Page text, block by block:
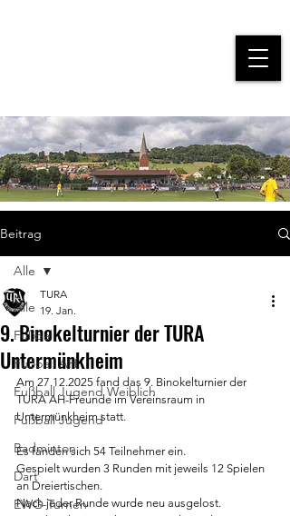
Beitrag
Alle
Fußball
Fußball AH
Fußball Jugend Weiblich
Fußball Jugend
Badminton
Dart
EWG-Turnen
Alle
9. Binokelturnier der TURA
Untermünkheim
TURA
19. Jan.
Am 27.12.2025 fand das 9. Binokelturnier der
TURA AH-Freunde im Vereinsraum in
Untermünkheim statt.
Es fanden sich 54 Teilnehmer ein.
Gespielt wurden 3 Runden mit jeweils 12 Spielen
an Dreiertischen.
Nach jeder Runde wurde neu ausgelost.